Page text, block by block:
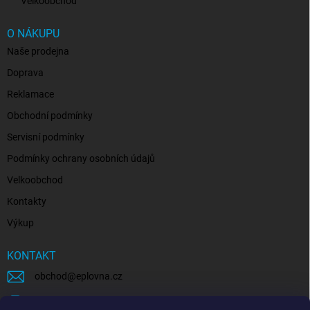
O NÁKUPU
Naše prodejna
Doprava
Reklamace
Obchodní podmínky
Servisní podmínky
Podmínky ochrany osobních údajů
Velkoobchod
Kontakty
Výkup
KONTAKT
obchod @eplovna.cz